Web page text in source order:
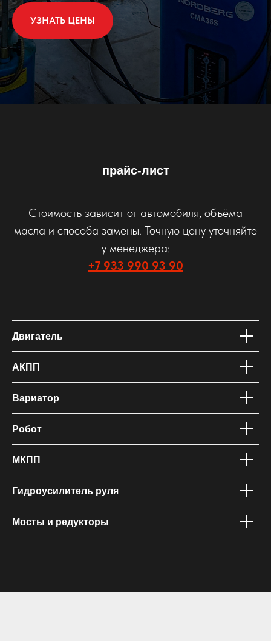
УЗНАТЬ ЦЕНЫ
прайс-лист
Стоимость зависит от автомобиля, объёма
масла и способа замены. Точную цену уточняйте
у менеджера:
+7 933 990 93 90
Двигатель
АКПП
Вариатор
Робот
МКПП
Гидроусилитель руля
Мосты и редукторы